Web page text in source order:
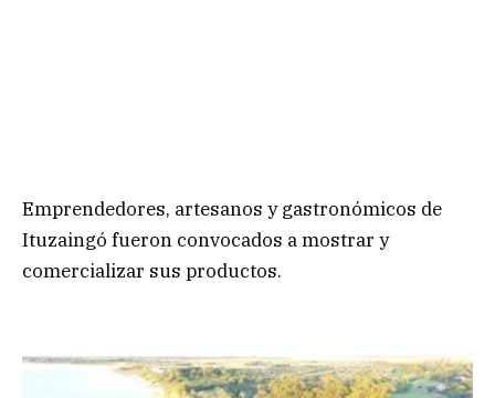
Emprendedores, artesanos y gastronómicos de
Ituzaingó fueron convocados a mostrar y
comercializar sus productos.